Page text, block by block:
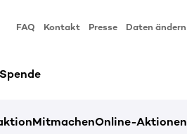
FAQ Kontakt Presse Daten ändern
MitmachenOnline-Aktionen